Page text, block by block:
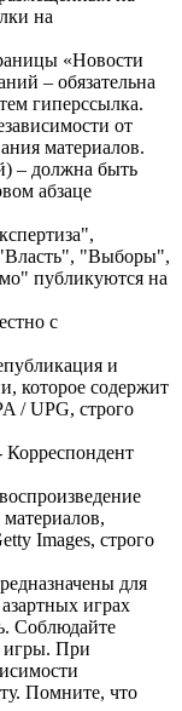
на
«Новости
– обязательна
гиперссылка.
от
материалов.
– должна быть
абзаце
"Выборы",
публикуются на
с
и
которое содержит
/ UPG, строго
Корреспондент
Images, строго
для
играх
Соблюдайте
игры. При
Помните, что